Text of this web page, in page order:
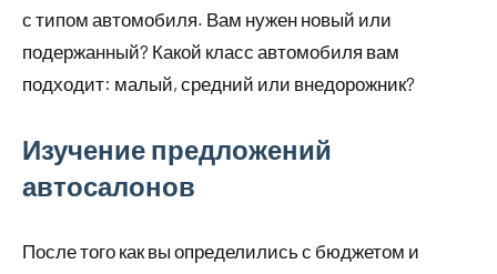
с типом автомобиля. Вам нужен новый или
подержанный? Какой класс автомобиля вам
подходит: малый, средний или внедорожник?
Изучение предложений
автосалонов
После того как вы определились с бюджетом и